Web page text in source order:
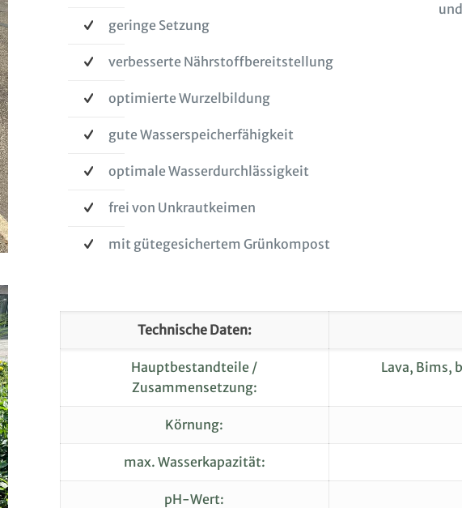
geringe Setzung
verbesserte Nährstoffbereitstellung
optimierte Wurzelbildung
gute Wasserspeicherfähigkeit
optimale Wasserdurchlässigkeit
frei von Unkrautkeimen
mit gütegesichertem Grünkompost
Technische Daten:
Hauptbestandteile /
Zusammensetzung:
Lava, Bims,
Körnung:
max. Wasserkapazität:
pH-Wert: